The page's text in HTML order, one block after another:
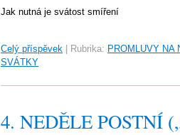
Jak nutná je svátost smíření
Celý příspěvek Rubrika: PROMLUVY NA
SVÁTKY
4. NEDĚLE POSTNÍ